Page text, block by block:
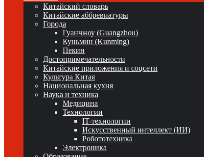
Китайский словарь
Китайские аббревиатуры
Города
Гуанчжоу (Guangzhou)
Куньмин (Kunming)
Пекин
Достопримечательности
Китайские приложения и соцсети
Культура Китая
Национальная кухня
Наука и техника
Медицина
Технологии
IT-технологии
Искусственный интеллект (ИИ)
Робототехника
Электроника